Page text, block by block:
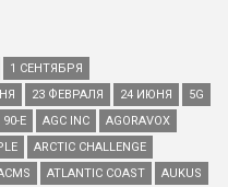
1 СЕНТЯБРЯ
23 ФЕВРАЛЯ 24 ИЮНЯ
5G
90-Е AGC INC
AGORAVOX
ARCTIC CHALLENGE
ATLANTIC COAST
AUKUS